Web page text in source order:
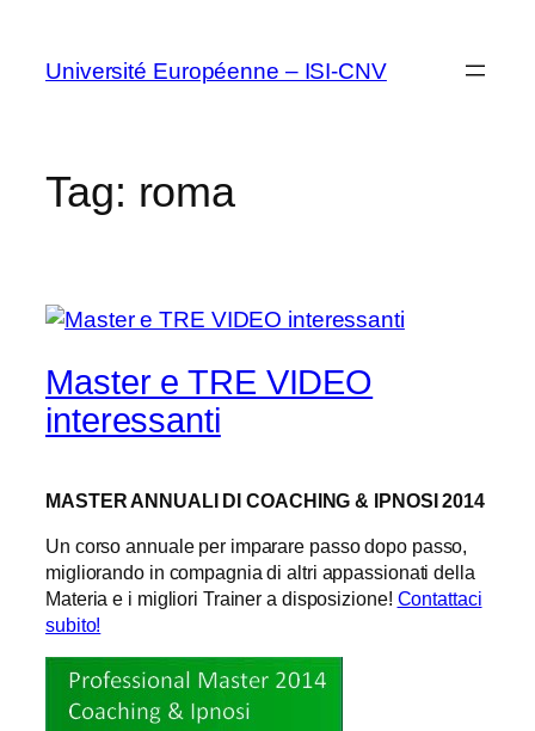
contenuto
Université Européenne – ISI-CNV
Tag: roma
Master e TRE VIDEO
interessanti
MASTER ANNUALI DI COACHING & IPNOSI 2014
Un corso annuale per imparare passo dopo passo,
migliorando in compagnia di altri appassionati della
Materia e i migliori Trainer a disposizione! Contattaci
subito!